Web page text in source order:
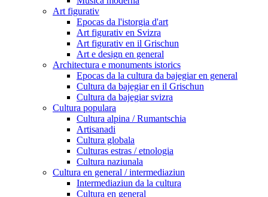
Art figurativ
Epocas da l'istorgia d'art
Art figurativ en Svizra
Art figurativ en il Grischun
Art e design en general
Architectura e monuments istorics
Epocas da la cultura da bajegiar en general
Cultura da bajegiar en il Grischun
Cultura da bajegiar svizra
Cultura populara
Cultura alpina / Rumantschia
Artisanadi
Cultura globala
Culturas estras / etnologia
Cultura naziunala
Cultura en general / intermediaziun
Intermediaziun da la cultura
Cultura en general